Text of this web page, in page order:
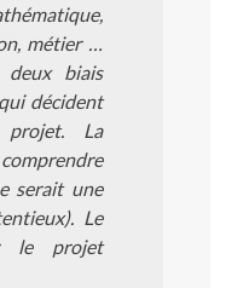
métier …
deux biais
décident
La
serait une
Le
le projet